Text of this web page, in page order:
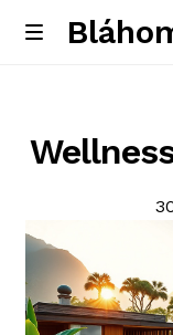
Skip
Skip
M